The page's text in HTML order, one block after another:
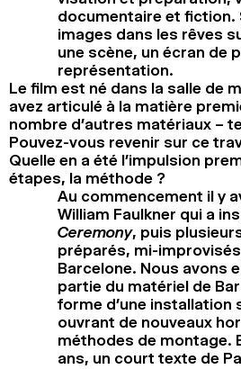
documentaire et fiction.
images dans les rêves
une scène, un écran de
représentation.
Le film est né dans la salle de
avez articulé à la matière
nombre d’autres matériaux –
Pouvez-vous revenir sur ce
Quelle en a été l’impulsion
étapes, la méthode ?
Au commencement il y
William Faulkner qui a
Ceremony, puis
préparés, mi-
Barcelone. Nous avons
partie du matériel de
forme d’une installation
ouvrant de nouveaux
méthodes de montage.
ans, un court texte de